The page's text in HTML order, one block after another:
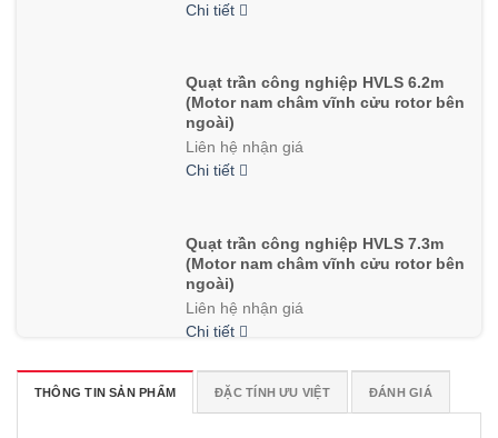
Chi tiết
Quạt trần công nghiệp HVLS 6.2m
(Motor nam châm vĩnh cửu rotor bên
ngoài)
Liên hệ nhận giá
Chi tiết
Quạt trần công nghiệp HVLS 7.3m
(Motor nam châm vĩnh cửu rotor bên
ngoài)
Liên hệ nhận giá
Chi tiết
Quạt trần công nghiệp HVLS 8m
THÔNG TIN SẢN PHẨM ĐẶC TÍNH ƯU VIỆT ĐÁNH GIÁ